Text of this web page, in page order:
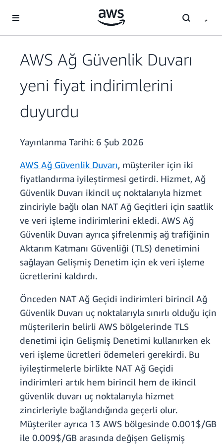
AWS Ağ Güvenlik Duvarı
yeni fiyat indirimlerini
duyurdu
Yayınlanma Tarihi: 6 Şub 2026
AWS Ağ Güvenlik Duvarı, müşteriler için iki
fiyatlandırma iyileştirmesi getirdi. Hizmet, Ağ
Güvenlik Duvarı ikincil uç noktalarıyla hizmet
zinciriyle bağlı olan NAT Ağ Geçitleri için saatlik
ve veri işleme indirimlerini ekledi. AWS Ağ
Güvenlik Duvarı ayrıca şifrelenmiş ağ trafiğinin
Aktarım Katmanı Güvenliği (TLS) denetimini
sağlayan Gelişmiş Denetim için ek veri işleme
ücretlerini kaldırdı.
Önceden NAT Ağ Geçidi indirimleri birincil Ağ
Güvenlik Duvarı uç noktalarıyla sınırlı olduğu için
müşterilerin belirli AWS bölgelerinde TLS
denetimi için Gelişmiş Denetimi kullanırken ek
veri işleme ücretleri ödemeleri gerekirdi. Bu
iyileştirmelerle birlikte NAT Ağ Geçidi
indirimleri artık hem birincil hem de ikincil
güvenlik duvarı uç noktalarıyla hizmet
zincirleriyle bağlandığında geçerli olur.
Müşteriler ayrıca 13 AWS bölgesinde 0.001$/GB
ile 0.009$/GB arasında değişen Gelişmiş